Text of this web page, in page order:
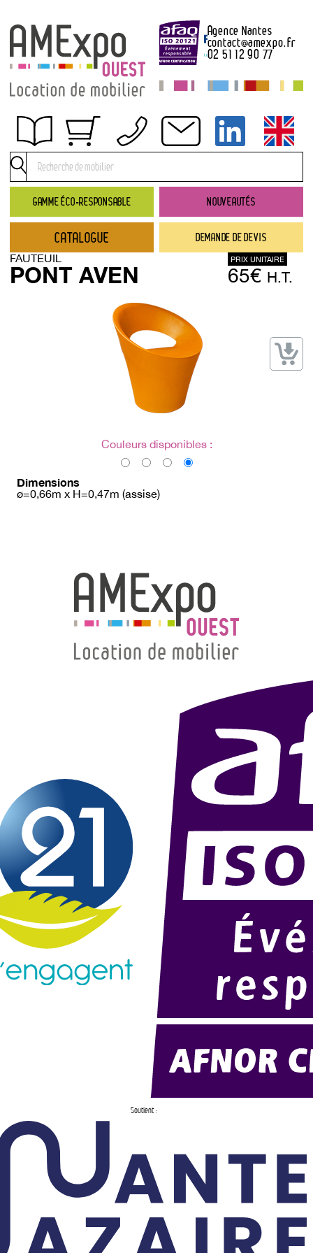
GAMME ÉCO-RESPONSABLE NOUVEAUTÉS
DEMANDE DE DEVIS
Agence Nantes
contact@amexpo.fr
02 51 12 90 77
Obtenir un devis
Conditions générales de location
Conditions de règlement
Contact
Catalogue
→ Nouveautés
→ Gamme éco-responsable
→ Types de mobilier
→ Noms / Références
CATALOGUE
FAUTEUIL
PONT AVEN
PRIX UNITAIRE
65€ H.T.
Couleurs disponibles :
Dimensions
ø=0,66m x H=0,47m (assise)
Soutient :